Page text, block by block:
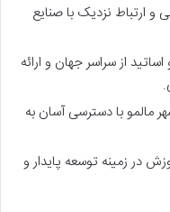
و ارتباط نزدیک با صنایع
از سراسر جهان و ارائه
مالمو با دسترسی آسان به
در زمینه توسعه پایدار و